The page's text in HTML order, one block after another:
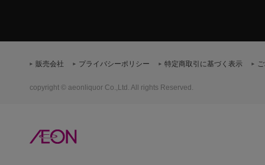
販売会社 プライバシーポリシー 特定商取引に基づく表示
copyright © aeonliquor Co.,Ltd. All rights Reserved.